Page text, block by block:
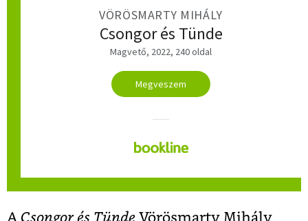
VÖRÖSMARTY MIHÁLY
Csongor és Tünde
Magvető, 2022, 240 oldal
Megveszem
A Csongor és Tünde Vörösmarty Mihály